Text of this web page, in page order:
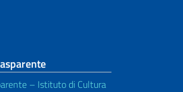
– Istituto di Cultura